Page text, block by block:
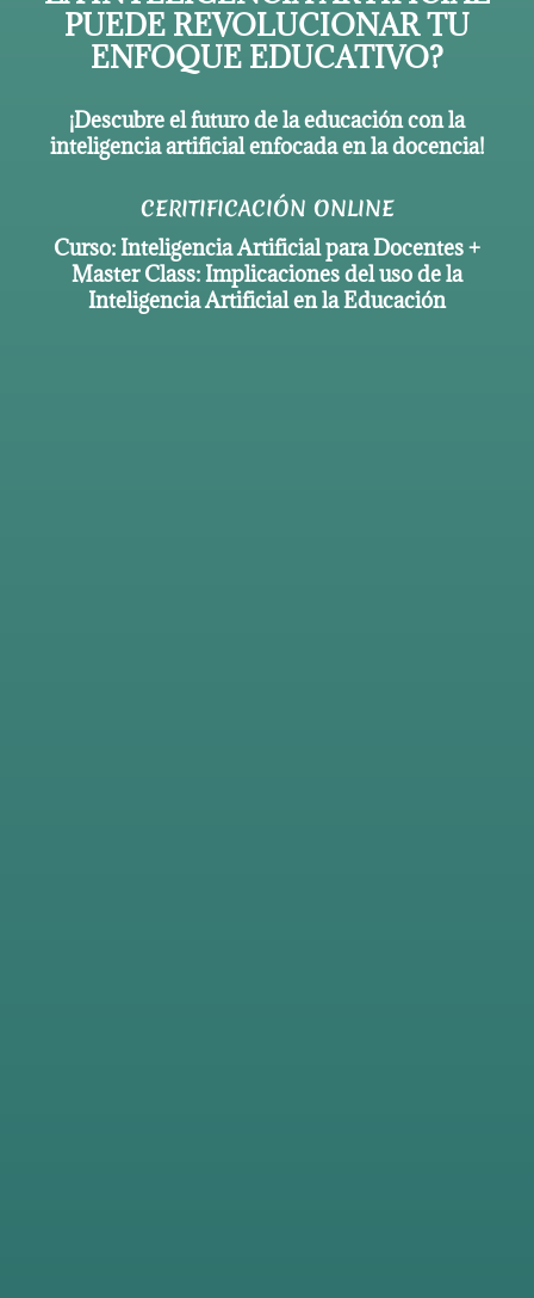
PUEDE REVOLUCIONAR TU
ENFOQUE EDUCATIVO?
¡Descubre el futuro de la educación con la
inteligencia artificial enfocada en la docencia!
CERITIFICACIÓN ONLINE
Curso: Inteligencia Artificial para Docentes +
Master Class: Implicaciones del uso de la
Inteligencia Artificial en la Educación